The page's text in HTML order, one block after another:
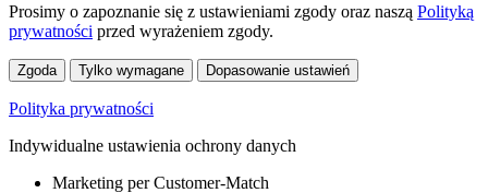
Prosimy o zapoznanie się z ustawieniami zgody oraz naszą Polityką
prywatności przed wyrażeniem zgody.
Zgoda Tylko wymagane Dopasowanie ustawień
Polityka prywatności
Indywidualne ustawienia ochrony danych
Marketing per Customer-Match